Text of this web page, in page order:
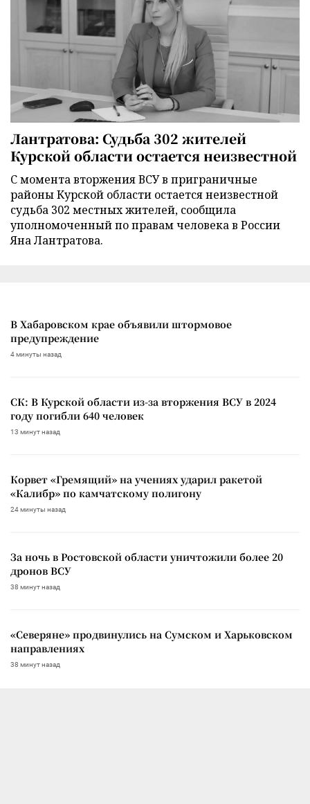
Лантратова: Судьба 302 жителей
Курской области остается неизвестной
С момента вторжения ВСУ в приграничные
районы Курской области остается неизвестной
судьба 302 местных жителей, сообщила
уполномоченный по правам человека в России
Яна Лантратова.
В Хабаровском крае объявили штормовое
предупреждение
4 минуты назад
СК: В Курской области из-за вторжения ВСУ в 2024
году погибли 640 человек
13 минут назад
Корвет «Гремящий» на учениях ударил ракетой
«Калибр» по камчатскому полигону
24 минуты назад
За ночь в Ростовской области уничтожили более 20
дронов ВСУ
38 минут назад
«Северяне» продвинулись на Сумском и Харьковском
направлениях
38 минут назад